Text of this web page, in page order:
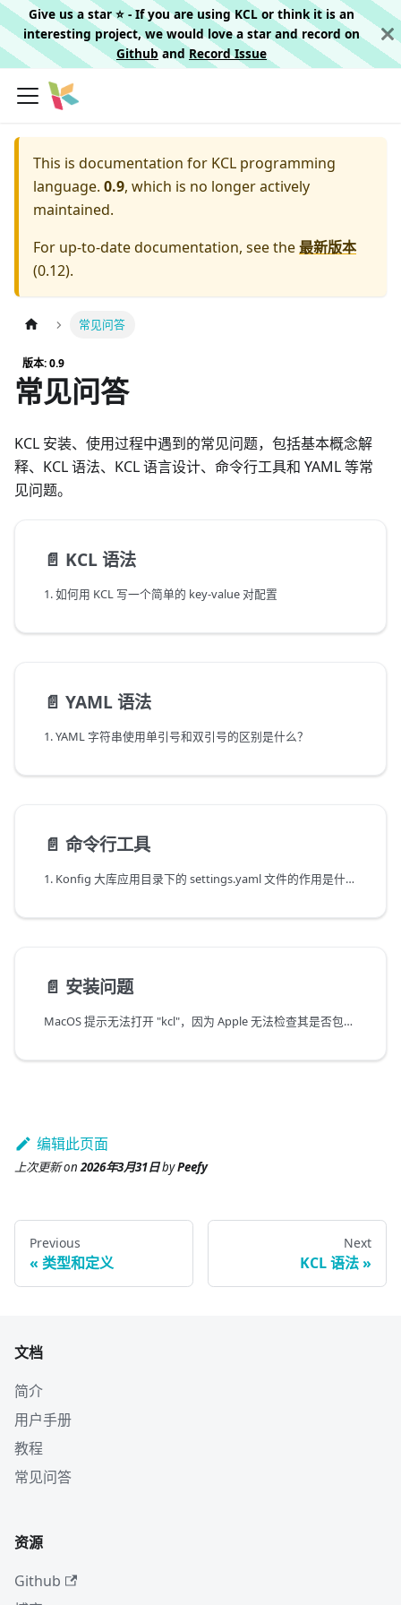
Give us a star ⭐️ - If you are using KCL or think it is an
interesting project, we would love a star and record on
Githuband Record Issue
This is documentation for KCL programming
language. 0.9, which is no longer actively
maintained.
For up-to-date documentation, see the最新版本
(0.12).
常见问答
版本: 0.9
常见问答
KCL 安装、使用过程中遇到的常见问题，包括基本概念解
释、KCL 语法、KCL 语言设计、命令行工具和 YAML 等常
见问题。
📄️ KCL 语法
1. 如何用 KCL 写一个简单的 key-value 对配置
📄️ YAML 语法
1. YAML 字符串使用单引号和双引号的区别是什么？
📄️ 命令行工具
1. Konfig 大库应用目录下的 settings.yaml 文件的作用是什么？
📄️ 安装问题
MacOS 提示无法打开 "kcl"，因为 Apple 无法检查其是否包含恶意软件
编辑此页面
上次更新on2026年3月31日byPeefy
Previous
类型和定义
Next
KCL 语法
文档
简介
用户手册
教程
常见问答
资源
Github